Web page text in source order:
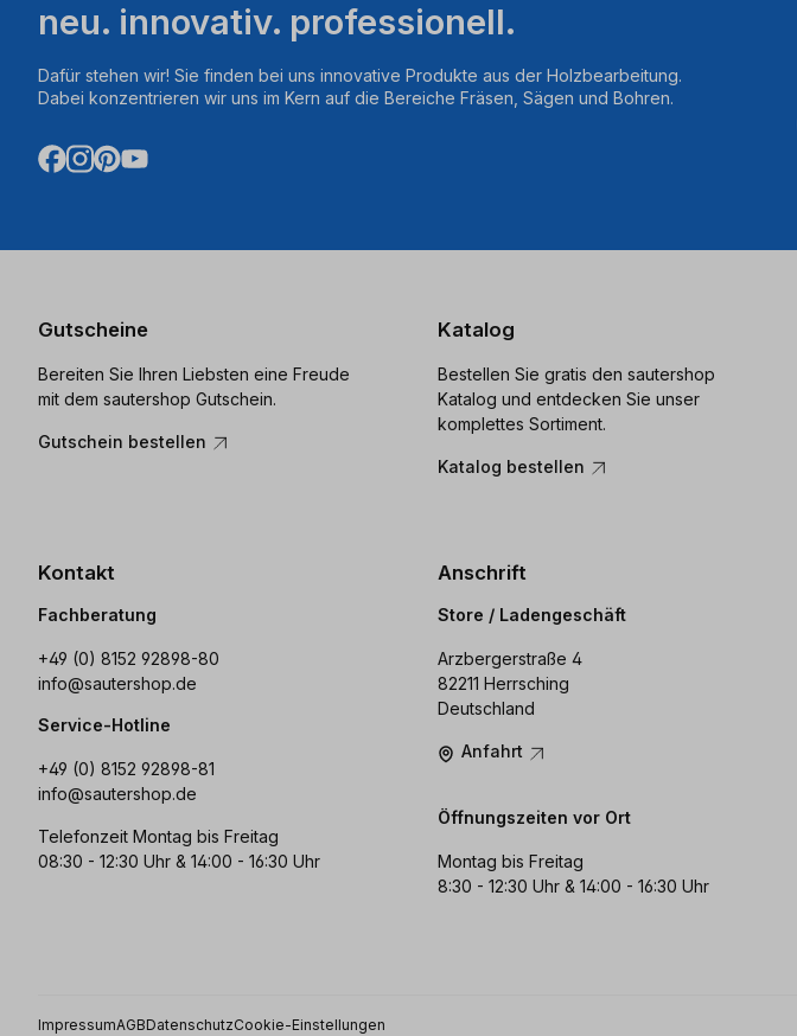
neu. innovativ. professionell.
Dafür stehen wir! Sie finden bei uns innovative Produkte aus der Holzbearbeitung.
Dabei konzentrieren wir uns im Kern auf die Bereiche Fräsen, Sägen und Bohren.
Gutscheine
Bereiten Sie Ihren Liebsten eine Freude
mit dem sautershop Gutschein.
Gutschein bestellen
Katalog
Bestellen Sie gratis den sautershop
Katalog und entdecken Sie unser
komplettes Sortiment.
Katalog bestellen
Kontakt
Fachberatung
+49 (0) 8152 92898-80
info@sautershop.de
Service-Hotline
+49 (0) 8152 92898-81
info@sautershop.de
Telefonzeit Montag bis Freitag
08:30 - 12:30 Uhr & 14:00 - 16:30 Uhr
Anschrift
Store / Ladengeschäft
Arzbergerstraße 4
82211 Herrsching
Deutschland
Anfahrt
Öffnungszeiten vor Ort
Montag bis Freitag
8:30 - 12:30 Uhr & 14:00 - 16:30 Uhr
ImpressumAGBDatenschutzCookie-Einstellungen